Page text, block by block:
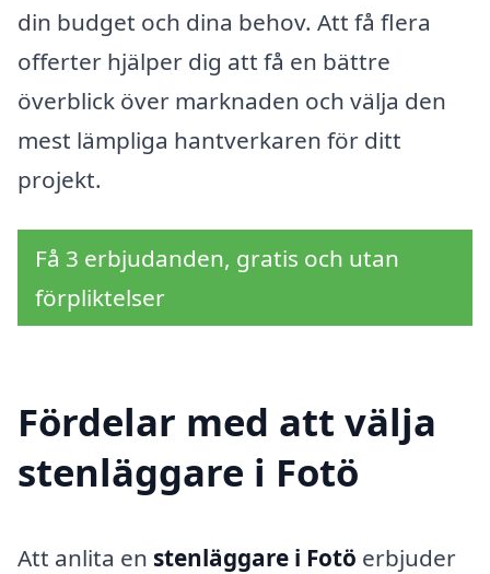
din budget och dina behov. Att få flera
offerter hjälper dig att få en bättre
överblick över marknaden och välja den
mest lämpliga hantverkaren för ditt
projekt.
Få 3 erbjudanden, gratis och utan
förpliktelser
Fördelar med att välja
stenläggare i Fotö
Att anlita en stenläggare i Fotö erbjuder